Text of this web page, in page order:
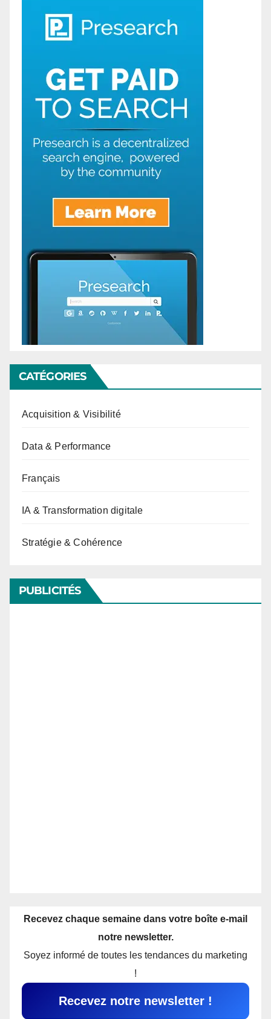
CATÉGORIES
Acquisition & Visibilité
Data & Performance
Français
IA & Transformation digitale
Stratégie & Cohérence
PUBLICITÉS
Recevez chaque semaine dans votre boîte e-mail
notre newsletter.
Soyez informé de toutes les tendances du marketing
!
Recevez notre newsletter !